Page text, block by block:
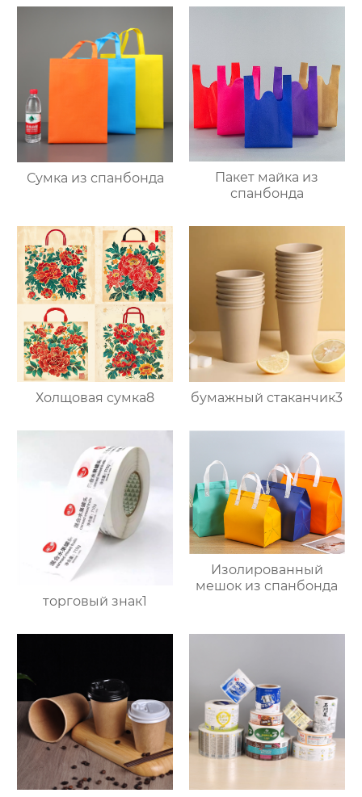
Сумка из спанбонда
Пакет майка из
спанбонда
Холщовая сумка8 бумажный стаканчик3
торговый знак1
Изолированный
мешок из спанбонда